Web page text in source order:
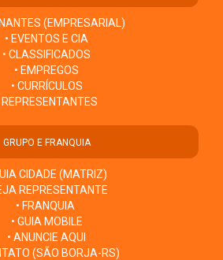
(EMPRESARIAL)
• EVENTOS E CIA
• CLASSIFICADOS
• EMPREGOS
• CURRÍCULOS
REPRESENTANTES
GRUPO E FRANQUIA
CIDADE (MATRIZ)
REPRESENTANTE
• FRANQUIA
• GUIA MOBILE
• ANUNCIE AQUI
(SÃO BORJA-RS)